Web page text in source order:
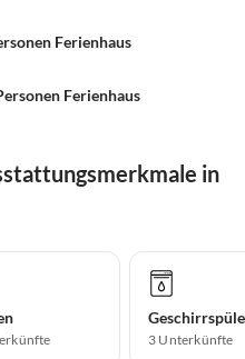
Ferienhaus
Ferienhaus
in
3 Unterkünfte